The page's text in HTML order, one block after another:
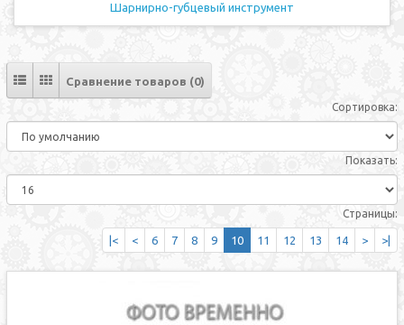
Шарнирно-губцевый инструмент
Сравнение товаров (0)
Сортировка:
Показать:
Страницы:
|< < 6 7 8 9 10 11 12 13 14 > >|